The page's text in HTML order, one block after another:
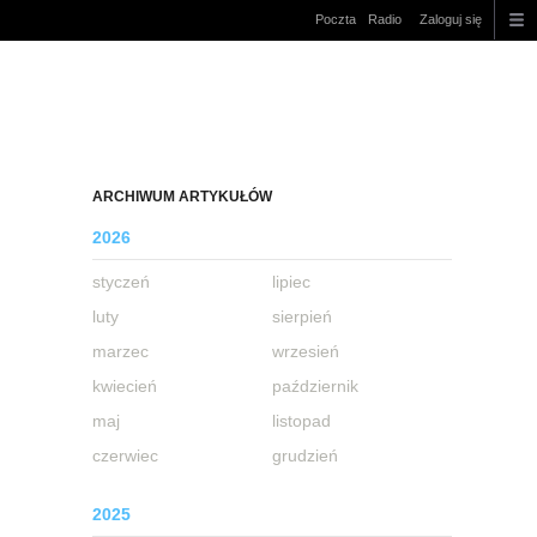
Poczta Radio Zaloguj się
ARCHIWUM ARTYKUŁÓW
2026
styczeń
luty
marzec
kwiecień
maj
czerwiec
lipiec
sierpień
wrzesień
październik
listopad
grudzień
2025